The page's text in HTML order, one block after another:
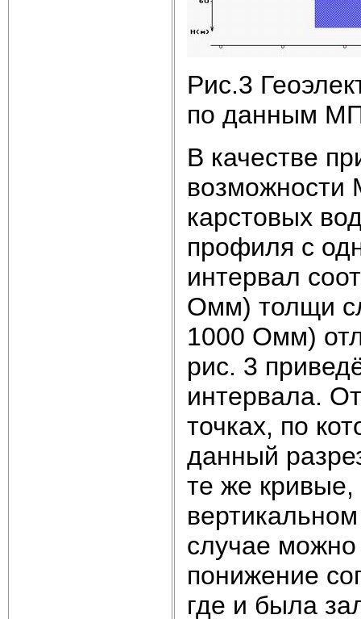
Рис.3
по данным
В качестве
карстовых
профиля с
интервал
Омм) толщи
1000 Омм)
рис. 3
интервала.
точках, по
данный
те же кривые,
случае
понижение
где и была